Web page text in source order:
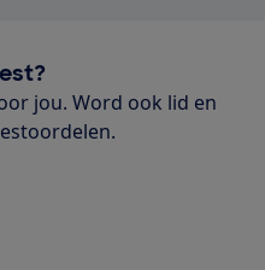
jou. Word ook lid en